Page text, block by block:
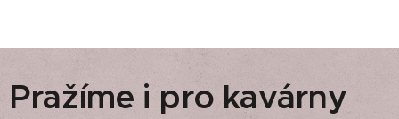
Pražíme i pro kavárny